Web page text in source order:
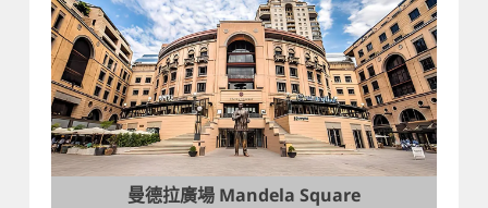
曼德拉廣場 Mandela Square